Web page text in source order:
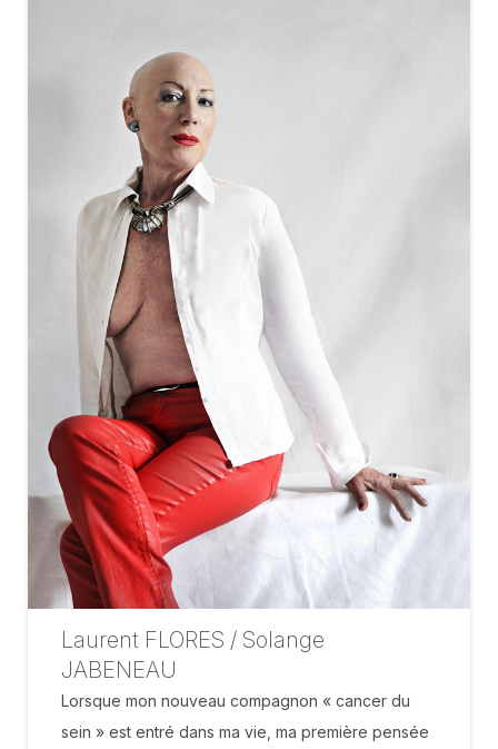
Laurent FLORES / Solange
JABENEAU
Lorsque mon nouveau compagnon « cancer du
sein » est entré dans ma vie, ma première pensée